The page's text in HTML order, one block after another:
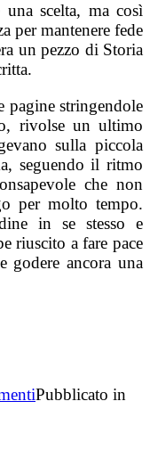
scelta, ma così
per mantenere fede
un pezzo di Storia
pagine stringendole
rivolse un ultimo
sulla piccola
seguendo il ritmo
che non
per molto tempo.
in se stesso e
riuscito a fare pace
godere ancora una
Pubblicato in